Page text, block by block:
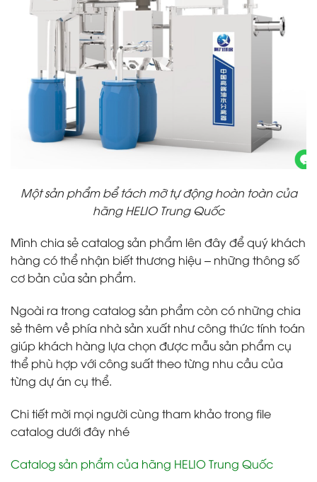
Một sản phẩm bể tách mỡ tự động hoàn toàn của
hãng HELIO Trung Quốc
Mình chia sẻ catalog sản phẩm lên đây để quý khách
hàng có thể nhận biết thương hiệu – những thông số
cơ bản của sản phẩm.
Ngoài ra trong catalog sản phẩm còn có những chia
sẻ thêm về phía nhà sản xuất như công thức tính toán
giúp khách hàng lựa chọn được mẫu sản phẩm cụ
thể phù hợp với công suất theo từng nhu cầu của
từng dự án cụ thể.
Chi tiết mời mọi người cùng tham khảo trong file
catalog dưới đây nhé
Catalog sản phẩm của hãng HELIO Trung Quốc